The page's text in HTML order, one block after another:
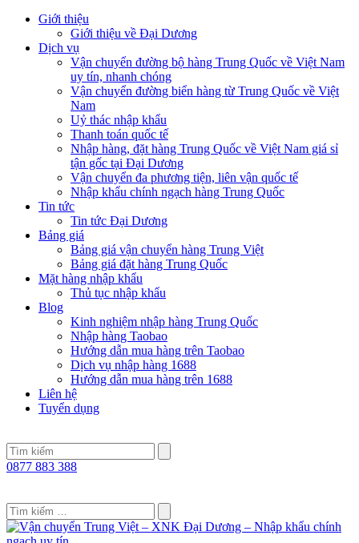
Giới thiệu
Giới thiệu về Đại Dương
Dịch vụ
Vận chuyển đường bộ hàng Trung Quốc về Việt Nam
uy tín, nhanh chóng
Vận chuyển đường biển hàng từ Trung Quốc về Việt
Nam
Uỷ thác nhập khẩu
Thanh toán quốc tế
Nhập hàng, đặt hàng Trung Quốc về Việt Nam giá sỉ
tận gốc tại Đại Dương
Vận chuyển đa phương tiện, liên vận quốc tế
Nhập khẩu chính ngạch hàng Trung Quốc
Tin tức
Tin tức Đại Dương
Bảng giá
Bảng giá vận chuyển hàng Trung Việt
Bảng giá đặt hàng Trung Quốc
Mặt hàng nhập khẩu
Thủ tục nhập khẩu
Blog
Kinh nghiệm nhập hàng Trung Quốc
Nhập hàng Taobao
Hướng dẫn mua hàng trên Taobao
Dịch vụ nhập hàng 1688
Hướng dẫn mua hàng trên 1688
Liên hệ
Tuyển dụng
0877 883 388